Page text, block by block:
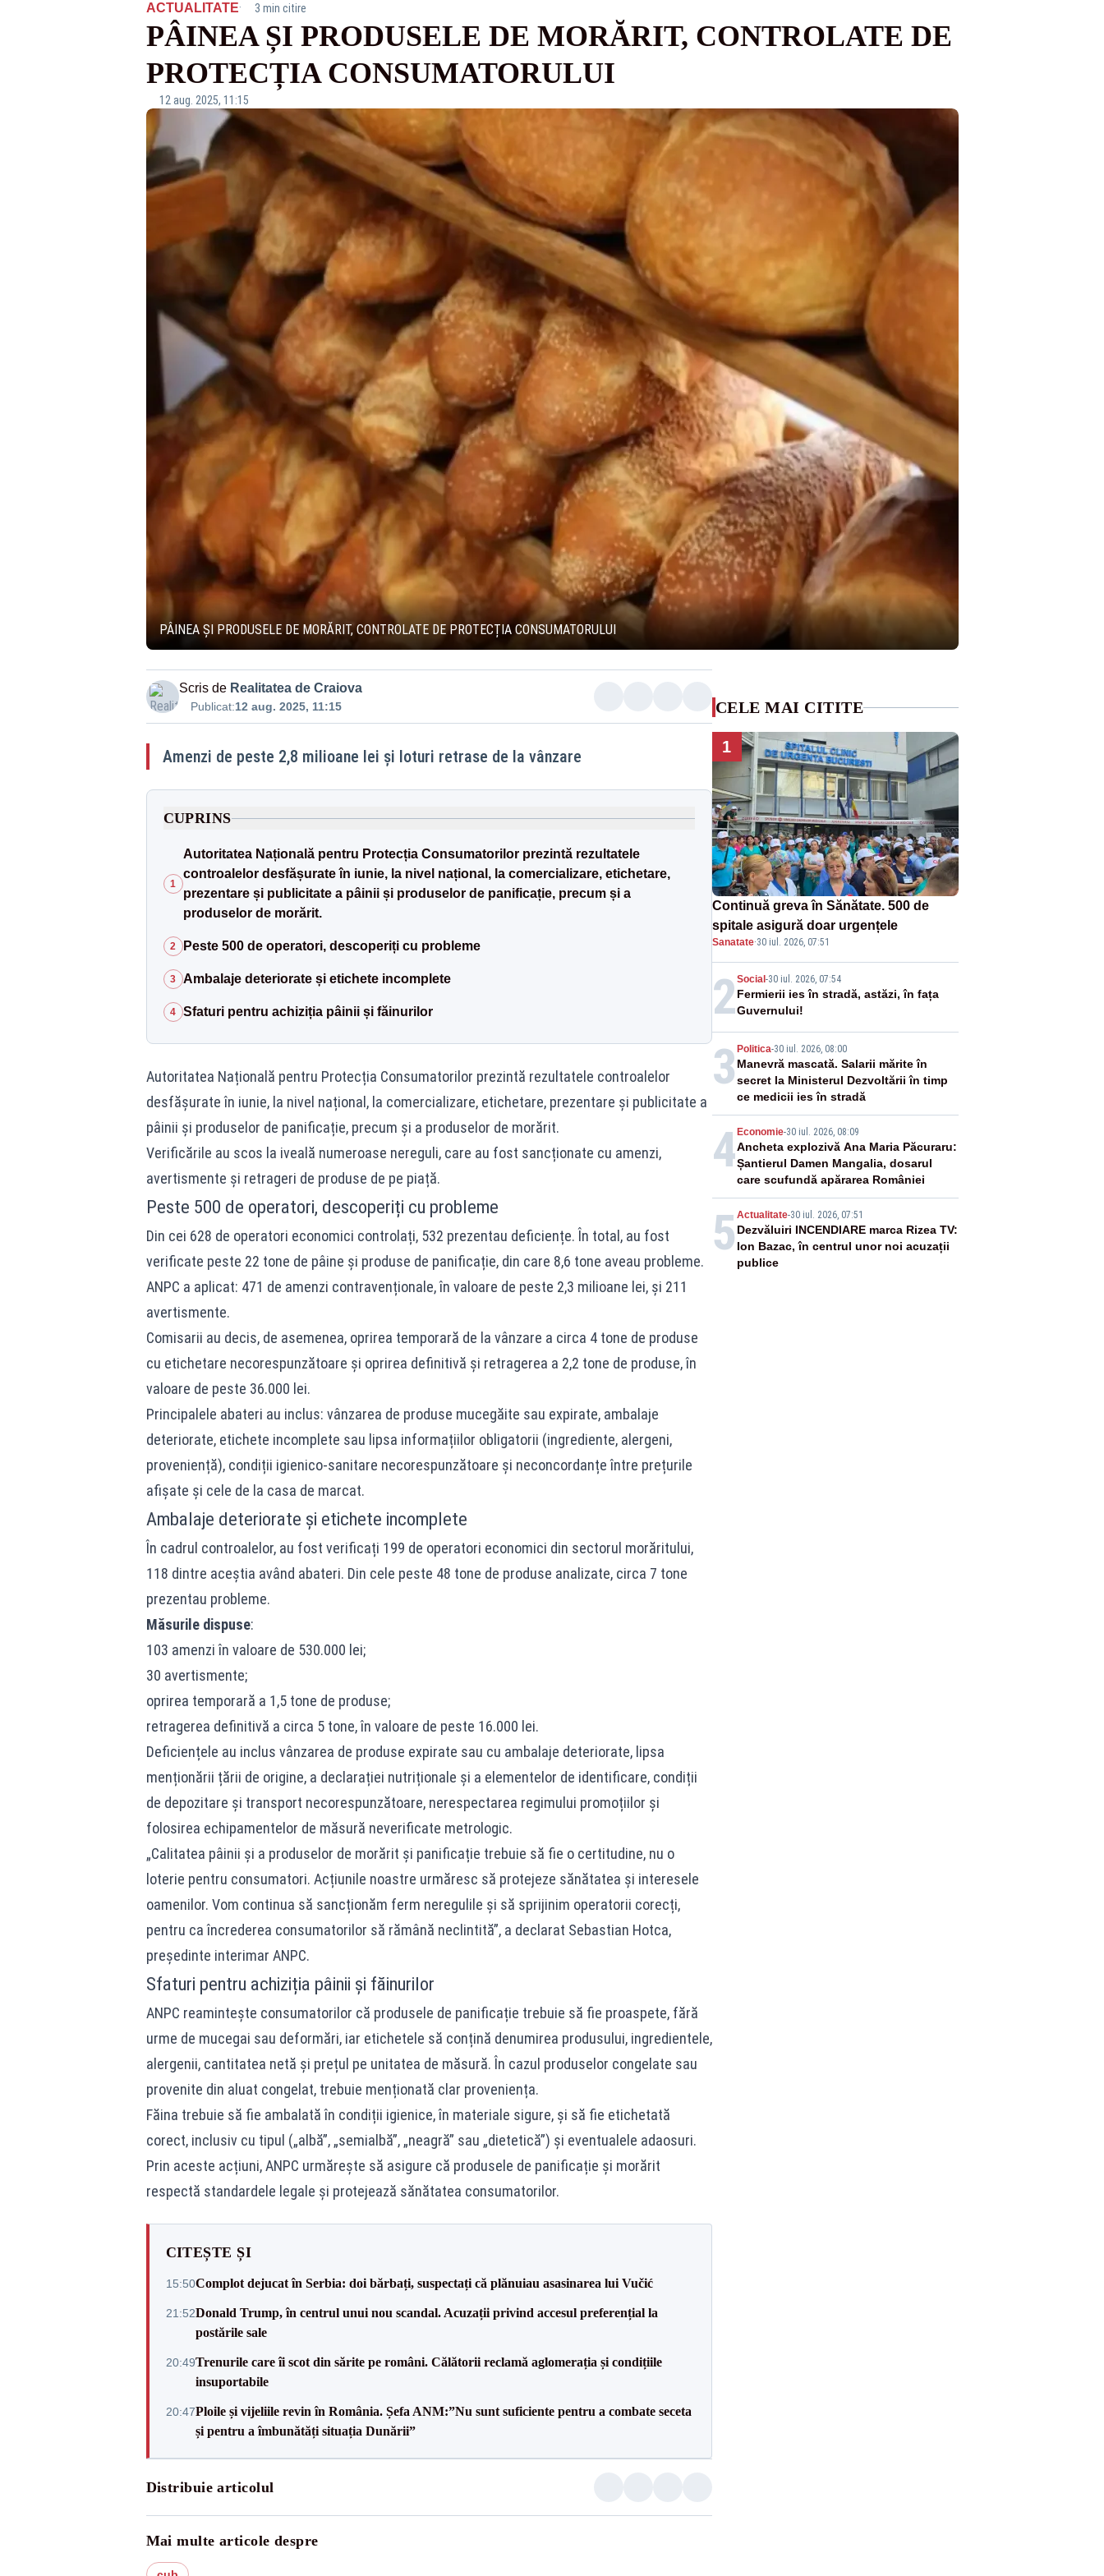
ACTUALITATE· 3 min citire
PÂINEA ȘI PRODUSELE DE MORĂRIT, CONTROLATE DE
PROTECȚIA CONSUMATORULUI
12 aug. 2025, 11:15
PÂINEA ȘI PRODUSELE DE MORĂRIT, CONTROLATE DE PROTECȚIA CONSUMATORULUI
Scris de Realitatea de Craiova
Publicat:12 aug. 2025, 11:15
Amenzi de peste 2,8 milioane lei și loturi retrase de la vânzare
CUPRINS
1
Autoritatea Națională pentru Protecția Consumatorilor prezintă rezultatele
controalelor desfășurate în iunie, la nivel național, la comercializare, etichetare,
prezentare și publicitate a pâinii și produselor de panificație, precum și a
produselor de morărit.
2 Peste 500 de operatori, descoperiți cu probleme
3 Ambalaje deteriorate și etichete incomplete
4 Sfaturi pentru achiziția pâinii și făinurilor
Autoritatea Națională pentru Protecția Consumatorilor prezintă rezultatele controalelor
desfășurate în iunie, la nivel național, la comercializare, etichetare, prezentare și publicitate a
pâinii și produselor de panificație, precum și a produselor de morărit.
Verificările au scos la iveală numeroase nereguli, care au fost sancționate cu amenzi,
avertismente și retrageri de produse de pe piață.
Peste 500 de operatori, descoperiți cu probleme
Din cei 628 de operatori economici controlați, 532 prezentau deficiențe. În total, au fost
verificate peste 22 tone de pâine și produse de panificație, din care 8,6 tone aveau probleme.
ANPC a aplicat: 471 de amenzi contravenționale, în valoare de peste 2,3 milioane lei, și 211
avertismente.
Comisarii au decis, de asemenea, oprirea temporară de la vânzare a circa 4 tone de produse
cu etichetare necorespunzătoare și oprirea definitivă și retragerea a 2,2 tone de produse, în
valoare de peste 36.000 lei.
Principalele abateri au inclus: vânzarea de produse mucegăite sau expirate, ambalaje
deteriorate, etichete incomplete sau lipsa informațiilor obligatorii (ingrediente, alergeni,
proveniență), condiții igienico-sanitare necorespunzătoare și neconcordanțe între prețurile
afișate și cele de la casa de marcat.
Ambalaje deteriorate și etichete incomplete
În cadrul controalelor, au fost verificați 199 de operatori economici din sectorul morăritului,
118 dintre aceștia având abateri. Din cele peste 48 tone de produse analizate, circa 7 tone
prezentau probleme.
Măsurile dispuse:
103 amenzi în valoare de 530.000 lei;
30 avertismente;
oprirea temporară a 1,5 tone de produse;
retragerea definitivă a circa 5 tone, în valoare de peste 16.000 lei.
Deficiențele au inclus vânzarea de produse expirate sau cu ambalaje deteriorate, lipsa
menționării țării de origine, a declarației nutriționale și a elementelor de identificare, condiții
de depozitare și transport necorespunzătoare, nerespectarea regimului promoțiilor și
folosirea echipamentelor de măsură neverificate metrologic.
„Calitatea pâinii și a produselor de morărit și panificație trebuie să fie o certitudine, nu o
loterie pentru consumatori. Acțiunile noastre urmăresc să protejeze sănătatea și interesele
oamenilor. Vom continua să sancționăm ferm neregulile și să sprijinim operatorii corecți,
pentru ca încrederea consumatorilor să rămână neclintită”, a declarat Sebastian Hotca,
președinte interimar ANPC.
Sfaturi pentru achiziția pâinii și făinurilor
ANPC reamintește consumatorilor că produsele de panificație trebuie să fie proaspete, fără
urme de mucegai sau deformări, iar etichetele să conțină denumirea produsului, ingredientele,
alergenii, cantitatea netă și prețul pe unitatea de măsură. În cazul produselor congelate sau
provenite din aluat congelat, trebuie menționată clar proveniența.
Făina trebuie să fie ambalată în condiții igienice, în materiale sigure, și să fie etichetată
corect, inclusiv cu tipul („albă”, „semialbă”, „neagră” sau „dietetică”) și eventualele adaosuri.
Prin aceste acțiuni, ANPC urmărește să asigure că produsele de panificație și morărit
respectă standardele legale și protejează sănătatea consumatorilor.
CITEȘTE ȘI
15:50Complot dejucat în Serbia: doi bărbați, suspectați că plănuiau asasinarea lui Vučić
21:52Donald Trump, în centrul unui nou scandal. Acuzații privind accesul preferențial la
postările sale
20:49Trenurile care îi scot din sărite pe români. Călătorii reclamă aglomerația și condițiile
insuportabile
20:47Ploile și vijeliile revin în România. Șefa ANM:”Nu sunt suficiente pentru a combate seceta
și pentru a îmbunătăți situația Dunării”
Distribuie articolul
Mai multe articole despre
CELE MAI CITITE
1
Continuă greva în Sănătate. 500 de
spitale asigură doar urgențele
Sanatate·30 iul. 2026, 07:51
2Social -30 iul. 2026, 07:54
Fermierii ies în stradă, astăzi, în fața
Guvernului!
3 Politica-30 iul. 2026, 08:00
Manevră mascată. Salarii mărite în
secret la Ministerul Dezvoltării în timp
ce medicii ies în stradă
4 Economie-30 iul. 2026, 08:09
Ancheta explozivă Ana Maria Păcuraru:
Șantierul Damen Mangalia, dosarul
care scufundă apărarea României
5 Actualitate-30 iul. 2026, 07:51
Dezvăluiri INCENDIARE marca Rizea TV:
Ion Bazac, în centrul unor noi acuzații
publice